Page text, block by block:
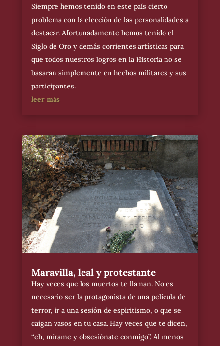
Siempre hemos tenido en este país cierto
problema con la elección de las personalidades a
destacar. Afortunadamente hemos tenido el
Siglo de Oro y demás corrientes artísticas para
que todos nuestros logros en la Historia no se
basaran simplemente en hechos militares y sus
participantes.
leer más
Maravilla, leal y protestante
Hay veces que los muertos te llaman. No es
necesario ser la protagonista de una película de
terror, ir a una sesión de espiritismo, o que se
caigan vasos en tu casa. Hay veces que te dicen,
“eh, mírame y obsesiónate conmigo”. Al menos